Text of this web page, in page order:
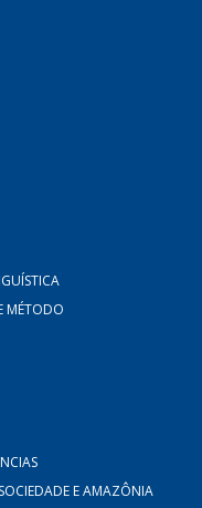
MÉTODO
E AMAZÔNIA